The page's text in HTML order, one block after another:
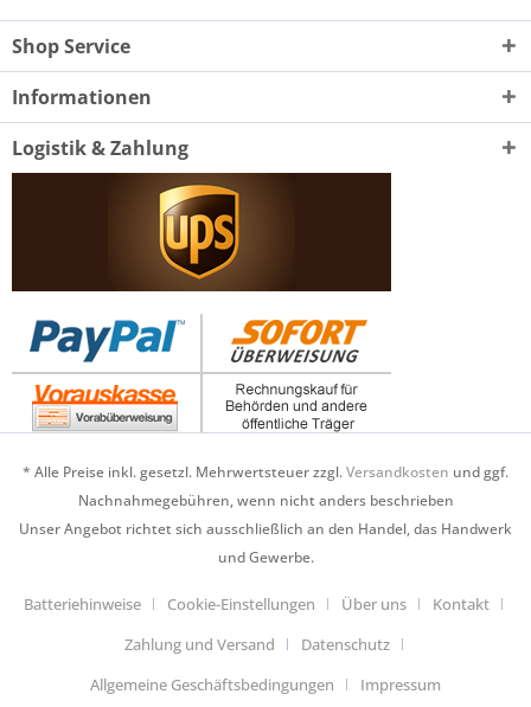
Shop Service
Informationen
Logistik & Zahlung
* Alle Preise inkl. gesetzl. Mehrwertsteuer zzgl.Versandkosten und ggf.
Nachnahmegebühren, wenn nicht anders beschrieben
Unser Angebot richtet sich ausschließlich an den Handel, das Handwerk
und Gewerbe.
Batteriehinweise Cookie-Einstellungen Über uns
Kontakt
Zahlung und Versand
Datenschutz
Allgemeine Geschäftsbedingungen
Impressum